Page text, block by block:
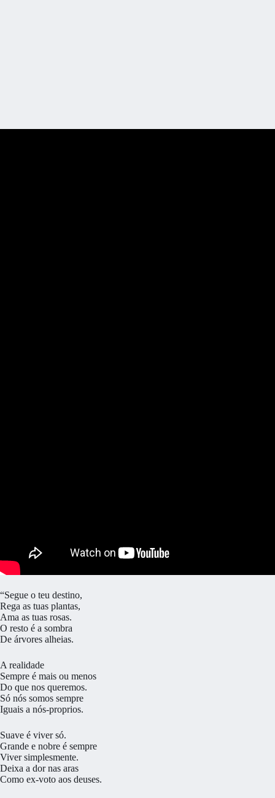
“Segue o teu destino,
Rega as tuas plantas,
Ama as tuas rosas.
O resto é a sombra
De árvores alheias.
A realidade
Sempre é mais ou menos
Do que nos queremos.
Só nós somos sempre
Iguais a nós-proprios.
Suave é viver só.
Grande e nobre é sempre
Viver simplesmente.
Deixa a dor nas aras
Como ex-voto aos deuses.